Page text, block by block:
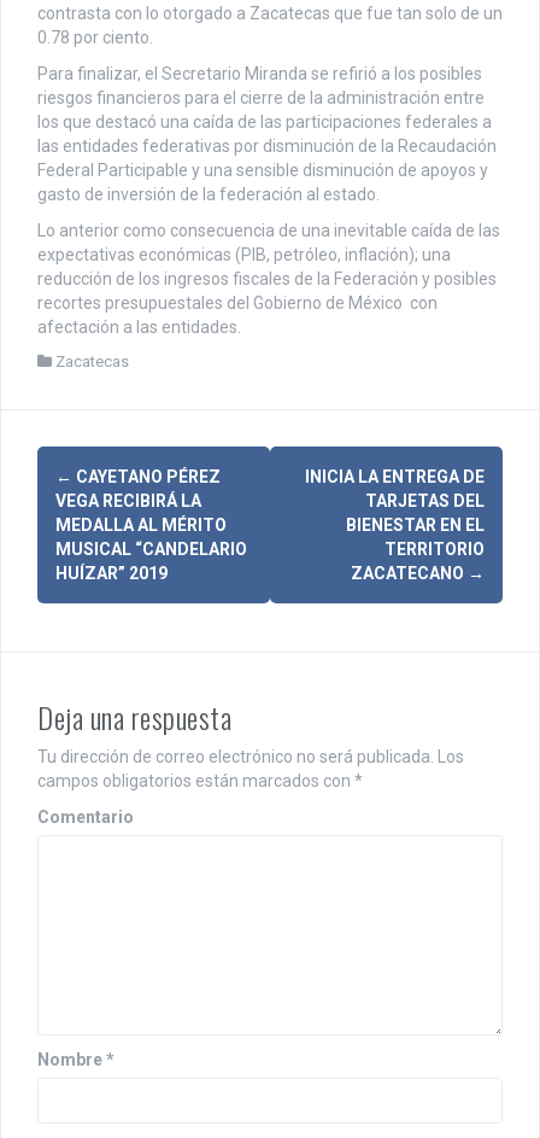
contrasta con lo otorgado a Zacatecas que fue tan solo de un
0.78 por ciento.
Para finalizar, el Secretario Miranda se refirió a los posibles
riesgos financieros para el cierre de la administración entre
los que destacó una caída de las participaciones federales a
las entidades federativas por disminución de la Recaudación
Federal Participable y una sensible disminución de apoyos y
gasto de inversión de la federación al estado.
Lo anterior como consecuencia de una inevitable caída de las
expectativas económicas (PIB, petróleo, inflación); una
reducción de los ingresos fiscales de la Federación y posibles
recortes presupuestales del Gobierno de México con
afectación a las entidades.
Zacatecas
N
e
a
c
i
ó
n
t
← CAYETANO PÉREZ
VEGA RECIBIRÁ LA
MEDALLA AL MÉRITO
MUSICAL “CANDELARIO
HUÍZAR” 2019
INICIA LA ENTREGA DE
TARJETAS DEL
BIENESTAR EN EL
TERRITORIO
ZACATECANO →
Deja una respuesta
Tu dirección de correo electrónico no será publicada.
Los
campos obligatorios están marcados con *
Comentario
Nombre*